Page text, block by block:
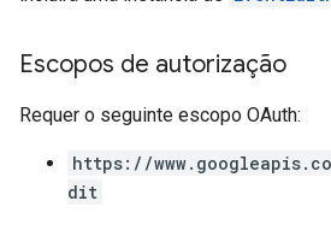
Escopos de autorização
Requer o seguinte escopo OAuth:
https://
dit